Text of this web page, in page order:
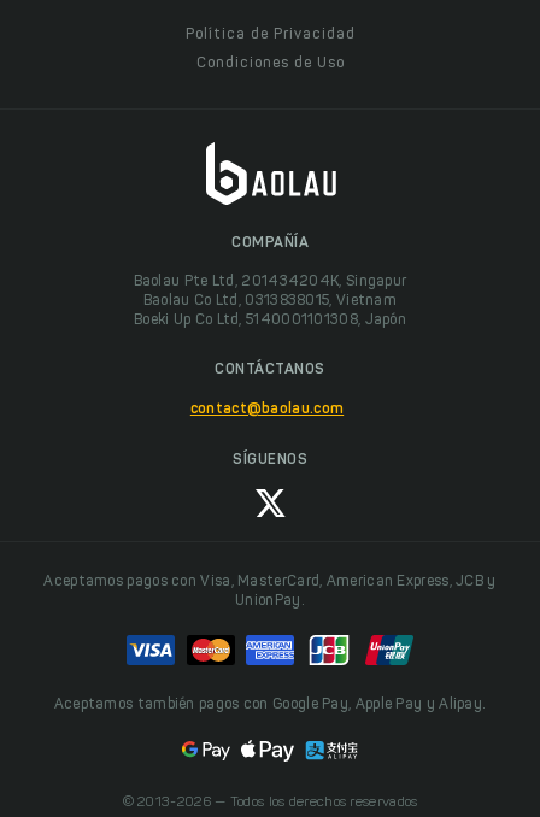
Política de Privacidad
Condiciones de Uso
COMPAÑÍA
Baolau Pte Ltd, 201434204K, Singapur
Baolau Co Ltd, 0313838015, Vietnam
Boeki Up Co Ltd, 5140001101308, Japón
CONTÁCTANOS
contact@baolau.com
SÍGUENOS
Aceptamos pagos con Visa, MasterCard, American Express, JCB y
UnionPay.
Aceptamos también pagos con Google Pay, Apple Pay y Alipay.
© 2013-2026 — Todos los derechos reservados